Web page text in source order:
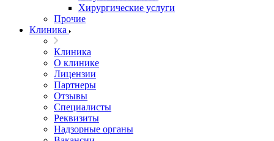
Хирургические услуги
Прочие
Клиника
Клиника
О клинике
Лицензии
Партнеры
Отзывы
Специалисты
Реквизиты
Надзорные органы